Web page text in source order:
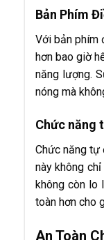
Bản Phím
Với bản phím
hơn bao giờ
năng lượng.
nóng mà
Chức năng
Chức năng tự
này không
không còn lo
toàn hơn cho
An Toàn